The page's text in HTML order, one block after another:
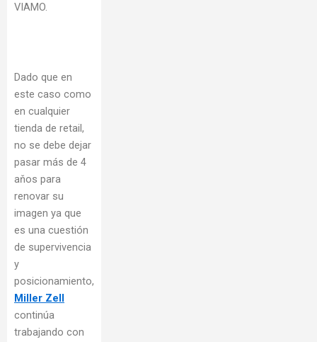
VIAMO.
Dado que en
este caso como
en cualquier
tienda de retail,
no se debe dejar
pasar más de 4
aňos para
renovar su
imagen ya que
es una cuestión
de supervivencia
y
posicionamiento,
Miller Zell
continúa
trabajando con